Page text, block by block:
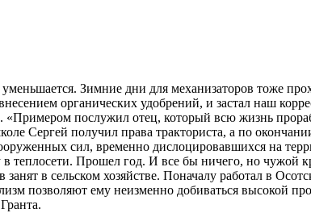
Зимние дни для механизаторов тоже
органических удобрений, и застал наш
«Примером послужил отец, который всю жизнь
Сергей получил права тракториста, а по
сил, временно дислоцировавшихся на
теплосети. Прошел год. И все бы ничего, но чужой
в сельском хозяйстве. Поначалу работал в
позволяют ему неизменно добиваться высокой